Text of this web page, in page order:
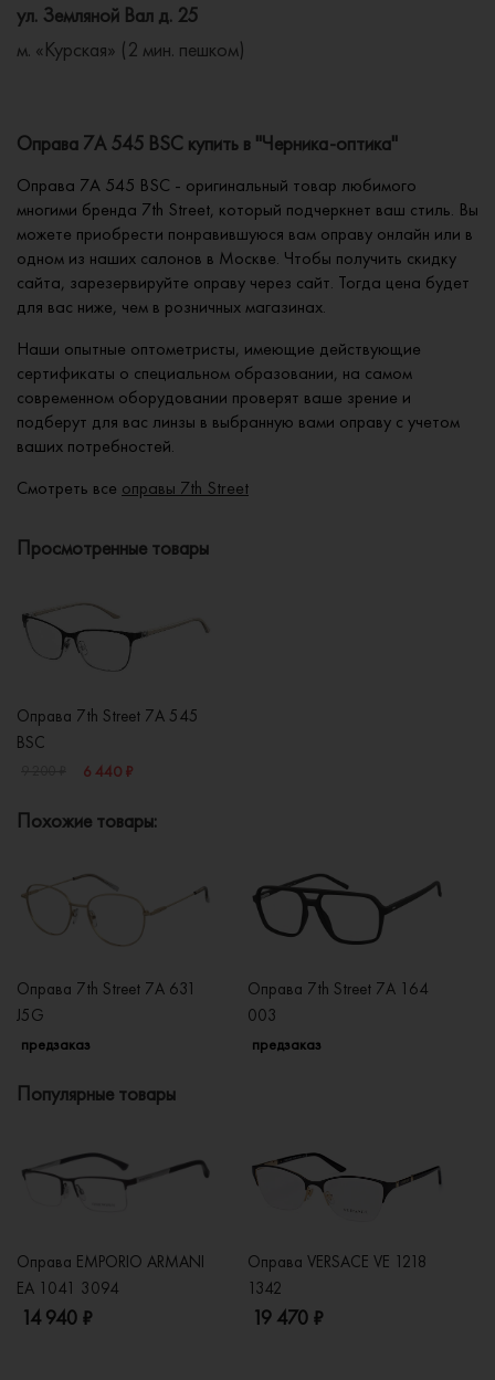
ул. Земляной Вал д. 25
м. «Курская» (2 мин. пешком)
Оправа 7A 545 BSC купить в "Черника-оптика"
Оправа 7A 545 BSC - оригинальный товар любимого
многими бренда 7th Street, который подчеркнет ваш стиль. Вы
можете приобрести понравившуюся вам оправу онлайн или в
одном из наших салонов в Москве. Чтобы получить скидку
сайта, зарезервируйте оправу через сайт. Тогда цена будет
для вас ниже, чем в розничных магазинах.
Наши опытные оптометристы, имеющие действующие
сертификаты о специальном образовании, на самом
современном оборудовании проверят ваше зрение и
подберут для вас линзы в выбранную вами оправу с учетом
ваших потребностей.
Смотреть все оправы 7th Street
Просмотренные товары
Оправа 7th Street 7A 545
BSC
6 440 ₽
Похожие товары:
Оправа 7th Street 7A 631
J5G
предзаказ
Оправа 7th Street 7A 164
003
предзаказ
Популярные товары
Оправа EMPORIO ARMANI
EA 1041 3094
14 940 ₽
Оправа VERSACE VE 1218
1342
19 470 ₽